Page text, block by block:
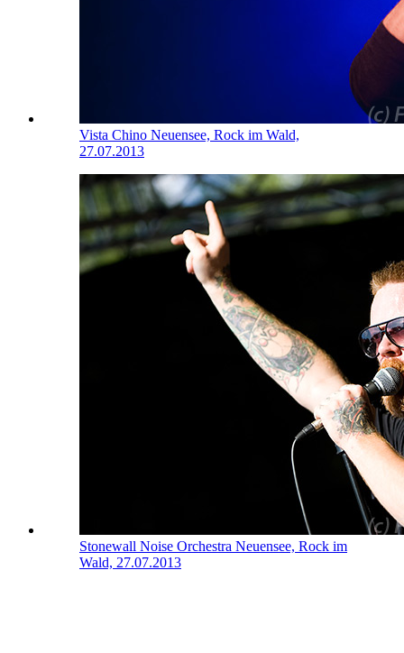
Vista Chino Neuensee, Rock im Wald,
27.07.2013
Stonewall Noise Orchestra Neuensee, Rock im
Wald, 27.07.2013